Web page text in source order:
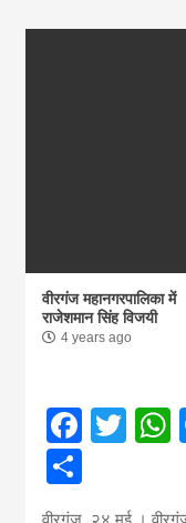
वीरगंज महानगरपालिका में
राजेशमान सिंह विजयी
4 years ago
वीरगंज, २४ मई ।